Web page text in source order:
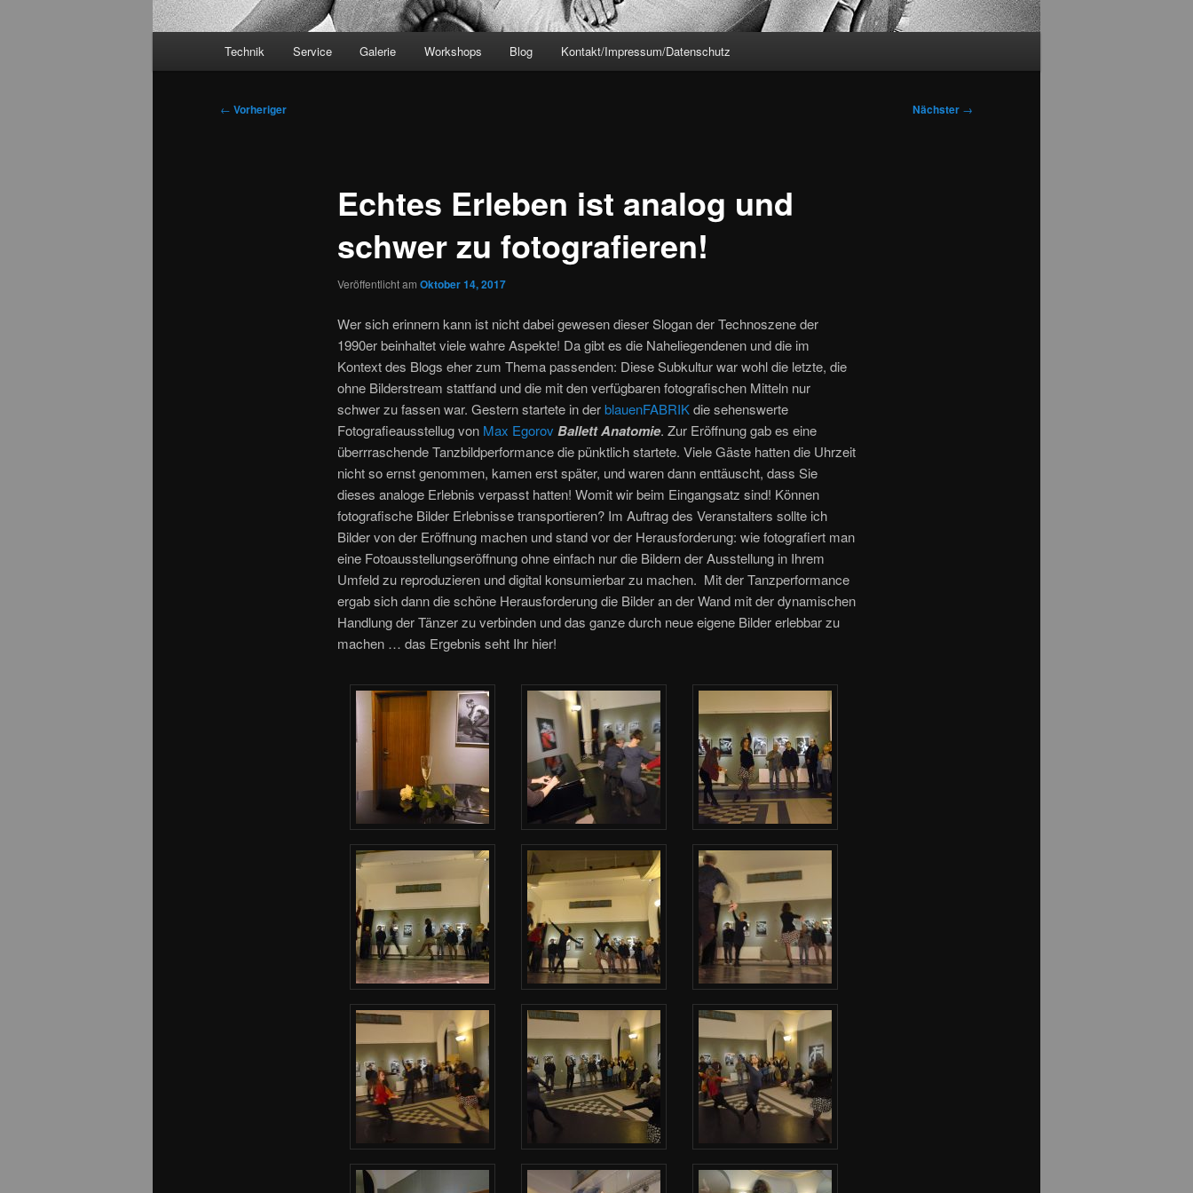
Technik Service Galerie Workshops Blog Kontakt/Impressum/Datenschutz
Beitragsnavigation
← Vorheriger Nächster →
Echtes Erleben ist analog und
schwer zu fotografieren!
Veröffentlicht am Oktober 14, 2017
Wer sich erinnern kann ist nicht dabei gewesen dieser Slogan der Technoszene der
1990er beinhaltet viele wahre Aspekte! Da gibt es die Naheliegendenen und die im
Kontext des Blogs eher zum Thema passenden: Diese Subkultur war wohl die letzte, die
ohne Bilderstream stattfand und die mit den verfügbaren fotografischen Mitteln nur
schwer zu fassen war. Gestern startete in derblauenFABRIKdie sehenswerte
Fotografieausstellug von Max Egorov Ballett Anatomie. Zur Eröffnung gab es eine
überrraschende Tanzbildperformance die pünktlich startete. Viele Gäste hatten die Uhrzeit
nicht so ernst genommen, kamen erst später, und waren dann enttäuscht, dass Sie
dieses analoge Erlebnis verpasst hatten! Womit wir beim Eingangsatz sind! Können
fotografische Bilder Erlebnisse transportieren? Im Auftrag des Veranstalters sollte ich
Bilder von der Eröffnung machen und stand vor der Herausforderung: wie fotografiert man
eine Fotoausstellungseröffnung ohne einfach nur die Bildern der Ausstellung in Ihrem
Umfeld zu reproduzieren und digital konsumierbar zu machen. Mit der Tanzperformance
ergab sich dann die schöne Herausforderung die Bilder an der Wand mit der dynamischen
Handlung der Tänzer zu verbinden und das ganze durch neue eigene Bilder erlebbar zu
machen … das Ergebnis seht Ihr hier!